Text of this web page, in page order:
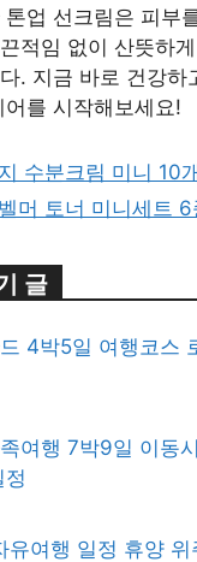
업 선크림은 피부
적임 없이 산뜻하
. 지금 바로 건강하
를 시작해보세요!
수분크림 미니 10
머 토너 미니세트
글
4박5일 여행코스
여행 7박9일 이동
유여행 일정 휴양